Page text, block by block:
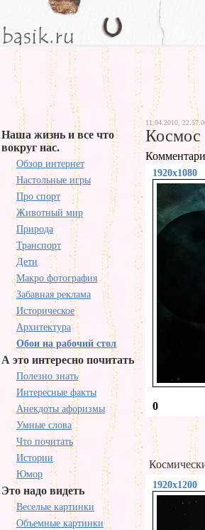
Наша жизнь и все что
вокруг нас.
Обзор интернет
Настольные игры
Про спорт
Животный мир
Природа
Транспорт
Дети
Макро фотография
Забавная реклама
Историческое
Архитектура
Обои на рабочий стол
А это интересно почитать
Полезно знать
Интересные факты
Анекдоты афоризмы
Умные слова
Что почитать
Истории
Юмор
Это надо видеть
Веселые картинки
Объемные картинки
11.04.2010,
Космос
1920x1080
0
1920x1200